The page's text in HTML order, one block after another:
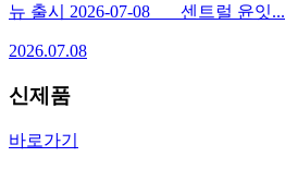
뉴 출시 2026-07-08 센트럴 윤잇...
2026.07.08
신제품
바로가기